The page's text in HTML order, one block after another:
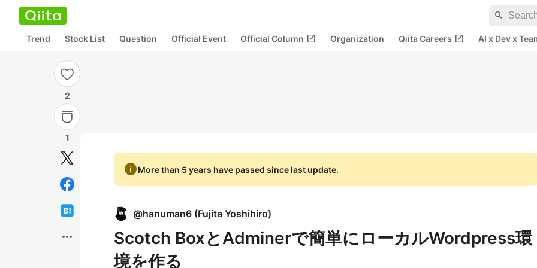
search
Trend Stock List Question Official Event Official Column open_in_new Organization Qiita Careers open_in_new AI x Dev x
2
1
more_horiz
infoMore than 5 years have passed since last update.
@hanuman6 (Fujita Yoshihiro)
Scotch BoxとAdminerで簡単にローカルWordpress環
境を作る